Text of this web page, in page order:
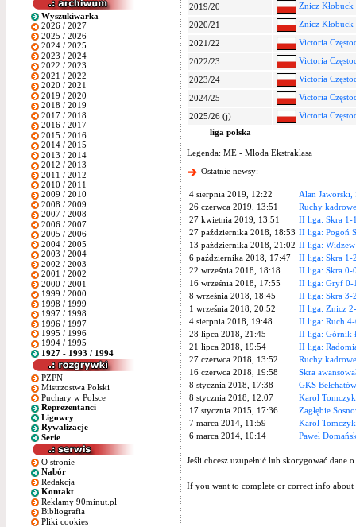
Wyszukiwarka
2026 / 2027
2025 / 2026
2024 / 2025
2023 / 2024
2022 / 2023
2021 / 2022
2020 / 2021
2019 / 2020
2018 / 2019
2017 / 2018
2016 / 2017
2015 / 2016
2014 / 2015
2013 / 2014
2012 / 2013
2011 / 2012
2010 / 2011
2009 / 2010
2008 / 2009
2007 / 2008
2006 / 2007
2005 / 2006
2004 / 2005
2003 / 2004
2002 / 2003
2001 / 2002
2000 / 2001
1999 / 2000
1998 / 1999
1997 / 1998
1996 / 1997
1995 / 1996
1994 / 1995
1927 - 1993 / 1994
PZPN
Mistrzostwa Polski
Puchary w Polsce
Reprezentanci
Ligowcy
Rywalizacje
Serie
O stronie
Nabór
Redakcja
Kontakt
Reklamy 90minut.pl
Bibliografia
Pliki cookies
2019/20
Znicz Kłobuck
2020/21
Znicz Kłobuck
2021/22
Victoria
2022/23
Victoria
2023/24
Victoria
2024/25
Victoria
2025/26 (j)
Victoria
liga polska
Legenda: ME - Młoda Ekstraklasa
Ostatnie newsy:
4 sierpnia 2019, 12:22
Alan Jaworski,
26 czerwca 2019, 13:51
Ruchy
27 kwietnia 2019, 13:51
II liga: Skra 1-
27 października 2018, 18:53 II liga: Pogoń
13 października 2018, 21:02 II liga:
6 października 2018, 17:47
II liga: Skra 1-
22 września 2018, 18:18
II liga: Skra 0-
16 września 2018, 17:55
II liga: Gryf 0-
8 września 2018, 18:45
II liga: Skra 3-
1 września 2018, 20:52
II liga: Znicz
4 sierpnia 2018, 19:48
II liga: Ruch 4-
28 lipca 2018, 21:45
II liga: Górnik
21 lipca 2018, 19:54
II liga:
27 czerwca 2018, 13:52
Ruchy
16 czerwca 2018, 19:58
Skra
8 stycznia 2018, 17:38
GKS
8 stycznia 2018, 12:07
Karol Tomczyk
17 stycznia 2015, 17:36
Zagłębie
7 marca 2014, 11:59
Karol
6 marca 2014, 10:14
Paweł
Jeśli chcesz uzupełnić lub skorygować
If you want to complete or correct info